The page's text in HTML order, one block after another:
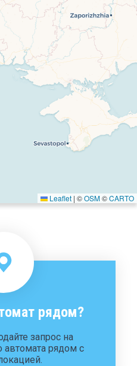
рядом?
запрос на
автомата рядом с